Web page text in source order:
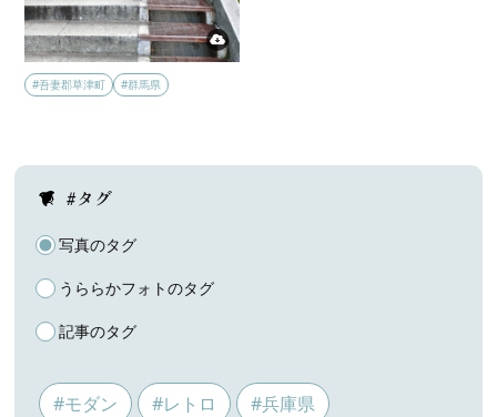
#吾妻郡草津町 #群馬県
#タグ
写真のタグ
うららかフォトのタグ
記事のタグ
#モダン #レトロ #兵庫県